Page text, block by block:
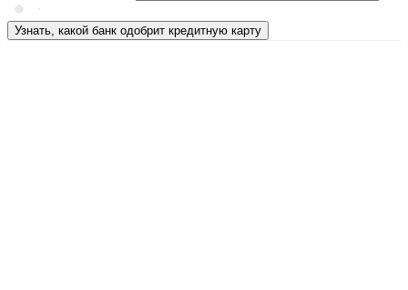
Узнать, какой банк одобрит кредитную карту